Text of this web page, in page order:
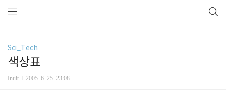
Sci_Tech
색상표
Inuit 2005. 6. 25. 23:08